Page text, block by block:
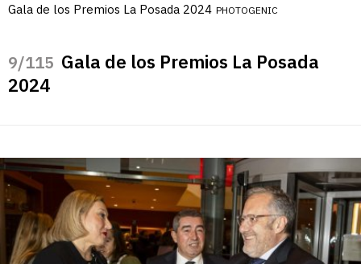
Gala de los Premios La Posada 2024 PHOTOGENIC
/115 Gala de los Premios La Posada
2024